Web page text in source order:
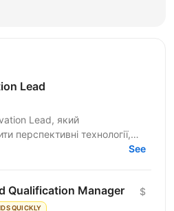
Lead
Lead, який
перспективні технології,
та перетворювати ідеї наSee
Qualification Manager
QUICKLY
$